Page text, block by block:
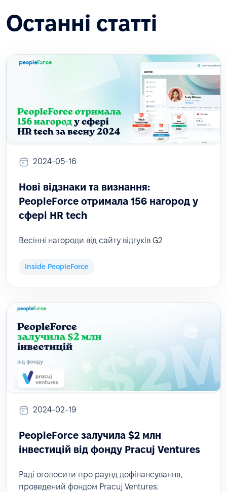
Останні статті
2024-05-16
Нові відзнаки та визнання:
PeopleForce отримала 156 нагород у
сфері HR tech
Весінні нагороди від сайту відгуків G2
Inside PeopleForce
2024-02-19
PeopleForce залучила $2 млн
інвестицій від фонду Pracuj Ventures
Раді оголосити про раунд дофінансування,
проведений фондом Pracuj Ventures.